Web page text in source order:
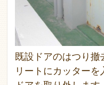
既設ドアのはつり撤
リートにカッターを